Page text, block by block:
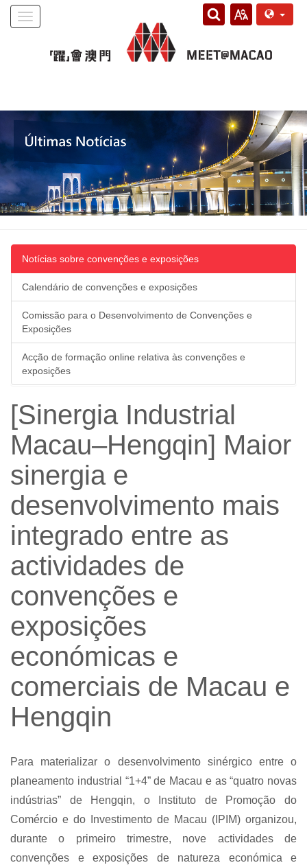
Toggle
Notícias sobre convenções e exposições
Calendário de convenções e exposições
Comissão para o Desenvolvimento de Convenções e
Exposições
Acção de formação online relativa às convenções e
exposições
[Sinergia Industrial
Macau–Hengqin] Maior
sinergia e
desenvolvimento mais
integrado entre as
actividades de
convenções e
exposições
económicas e
comerciais de Macau e
Hengqin
Para materializar o desenvolvimento sinérgico entre o
planeamento industrial “1+4” de Macau e as “quatro novas
indústrias” de Hengqin, o Instituto de Promoção do
Comércio e do Investimento de Macau (IPIM) organizou,
durante o primeiro trimestre, nove actividades de
convenções e exposições de natureza económica e